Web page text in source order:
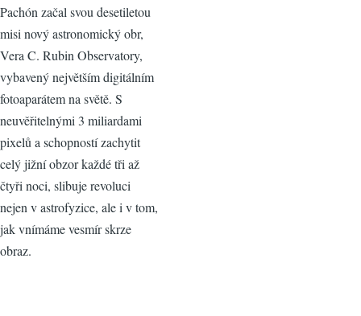
Pachón začal svou desetiletou
misi nový astronomický obr,
Vera C. Rubin Observatory,
vybavený největším digitálním
fotoaparátem na světě. S
neuvěřitelnými 3 miliardami
pixelů a schopností zachytit
celý jižní obzor každé tři až
čtyři noci, slibuje revoluci
nejen v astrofyzice, ale i v tom,
jak vnímáme vesmír skrze
obraz.